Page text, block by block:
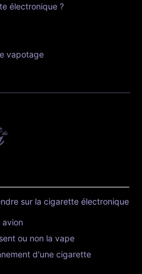
électronique ?
vapotage
sur la cigarette électronique
ou non la vape
d'une cigarette